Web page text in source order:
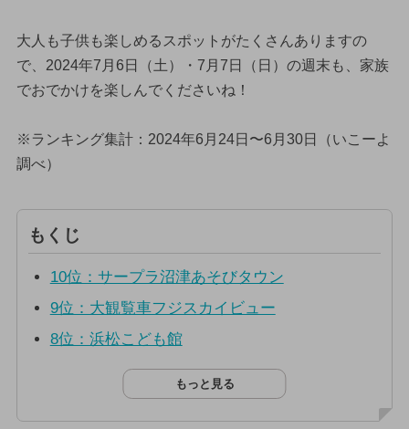
大人も子供も楽しめるスポットがたくさんありますの
で、2024年7月6日（土）・7月7日（日）の週末も、家族
でおでかけを楽しんでくださいね！
※ランキング集計：2024年6月24日〜6月30日（いこーよ
調べ）
もくじ
10位：サープラ沼津あそびタウン
9位：大観覧車フジスカイビュー
8位：浜松こども館
もっと見る